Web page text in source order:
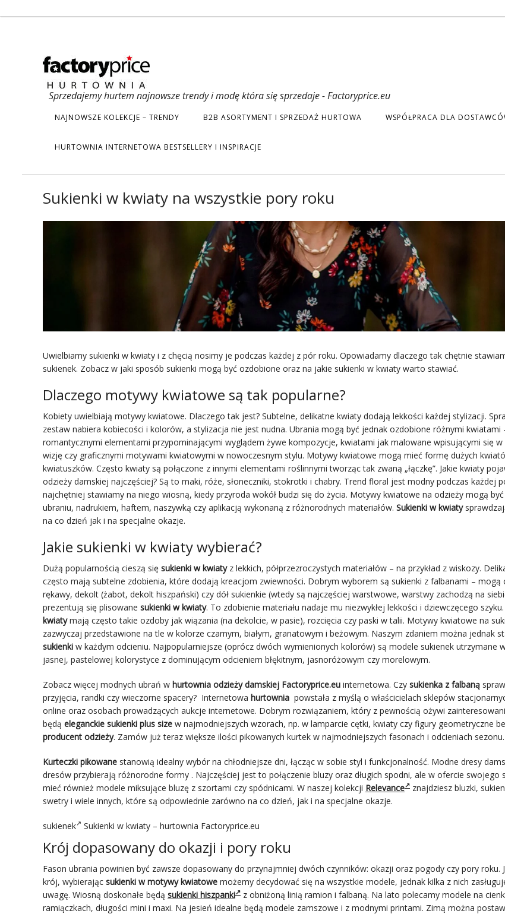
Sprzedajemy hurtem najnowsze trendy i modę która się sprzedaje - Factoryprice.eu
NAJNOWSZE KOLEKCJE – TRENDY B2B ASORTYMENT I SPRZEDAŻ HURTOWA WSPÓŁPRACA DLA
HURTOWNIA INTERNETOWA BESTSELLERY I INSPIRACJE
Sukienki w kwiaty na wszystkie pory roku
Uwielbiamy sukienki w kwiaty i z chęcią nosimy je podczas każdej z pór roku. Opowiadamy dlaczego tak chętnie
sukienek. Zobacz w jaki sposób sukienki mogą być ozdobione oraz na jakie sukienki w kwiaty warto stawiać.
Dlaczego motywy kwiatowe są tak popularne?
Kobiety uwielbiają motywy kwiatowe. Dlaczego tak jest? Subtelne, delikatne kwiaty dodają lekkości każdej stylizacji.
zestaw nabiera kobiecości i kolorów, a stylizacja nie jest nudna. Ubrania mogą być jednak ozdobione różnymi kwiatami
romantycznymi elementami przypominającymi wyglądem żywe kompozycje, kwiatami jak malowane wpisującymi się w
wizję czy graficznymi motywami kwiatowymi w nowoczesnym stylu. Motywy kwiatowe mogą mieć formę dużych
kwiatuszków. Często kwiaty są połączone z innymi elementami roślinnymi tworząc tak zwaną „łączkę”. Jakie kwiaty
odzieży damskiej najczęściej? Są to maki, róże, słoneczniki, stokrotki i chabry. Trend floral jest modny podczas każdej
najchętniej stawiamy na niego wiosną, kiedy przyroda wokół budzi się do życia. Motywy kwiatowe na odzieży mogą
ubraniu, nadrukiem, haftem, naszywką czy aplikacją wykonaną z różnorodnych materiałów. Sukienki w kwiaty
na co dzień jak i na specjalne okazje.
Jakie sukienki w kwiaty wybierać?
Dużą popularnością cieszą się sukienki w kwiatyz lekkich, półprzezroczystych materiałów – na przykład z wiskozy.
często mają subtelne zdobienia, które dodają kreacjom zwiewności. Dobrym wyborem są sukienki z falbanami – mogą
rękawy, dekolt (żabot, dekolt hiszpański) czy dół sukienkie (wtedy są najczęściej warstwowe, warstwy zachodzą na
prezentują się plisowane sukienki w kwiaty. To zdobienie materiału nadaje mu niezwykłej lekkości i dziewczęcego szyku.
kwiatymają często takie ozdoby jak wiązania (na dekolcie, w pasie), rozcięcia czy paski w talii. Motywy kwiatowe na
zazwyczaj przedstawione na tle w kolorze czarnym, białym, granatowym i beżowym. Naszym zdaniem można jednak
sukienki w każdym odcieniu. Najpopularniejsze (oprócz dwóch wymienionych kolorów) są modele sukienek utrzymane
jasnej, pastelowej kolorystyce z dominującym odcieniem błękitnym, jasnoróżowym czy morelowym.
Zobacz więcej modnych ubrań w hurtownia odzieży damskiej Factoryprice.eu internetowa. Czy sukienka z falbaną
przyjęcia, randki czy wieczorne spacery? Internetowa hurtownia powstała z myślą o właścicielach sklepów
online oraz osobach prowadzących aukcje internetowe. Dobrym rozwiązaniem, który z pewnością ożywi
będą eleganckie sukienki plus size w najmodniejszych wzorach, np. w lamparcie cętki, kwiaty czy figury geometryczne
producent odzieży. Zamów już teraz większe ilości pikowanych kurtek w najmodniejszych fasonach i odcieniach sezonu.
Kurteczki pikowane stanowią idealny wybór na chłodniejsze dni, łącząc w sobie styl i funkcjonalność. Modne dresy
dresów przybierają różnorodne formy . Najczęściej jest to połączenie bluzy oraz długich spodni, ale w ofercie swojego
mieć również modele miksujące bluzę z szortami czy spódnicami. W naszej kolekcji Relevance
znajdziesz bluzki,
swetry i wiele innych, które są odpowiednie zarówno na co dzień, jak i na specjalne okazje.
sukienek Sukienki w kwiaty – hurtownia Factoryprice.eu
Krój dopasowany do okazji i pory roku
Fason ubrania powinien być zawsze dopasowany do przynajmniej dwóch czynników: okazji oraz pogody czy pory roku.
krój, wybierając sukienki w motywy kwiatowe możemy decydować się na wszystkie modele, jednak kilka z nich
uwagę. Wiosną doskonałe będą sukienki hiszpanki
z obniżoną linią ramion i falbaną. Na lato polecamy modele na
ramiączkach, długości mini i maxi. Na jesień idealne będą modele zamszowe i z modnymi printami. Zimą można